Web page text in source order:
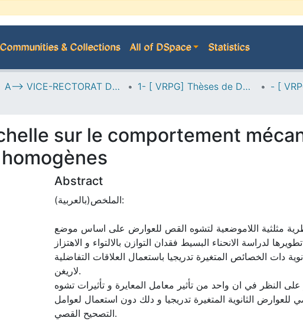
Communities & Collections All of DSpace Statistics
A--> VICE-RECTORAT DE LA POST-GRADUATION 1- [ VRPG] Thèses de Doctorat
sur le comportement
Abstract
الملخص(بالعربية):
مثلثية اللاموضعية لتشوه القص للعوارض على اساس موضع
لدراسة الانحناء البسيط فقدان التوازن بالالتواء و الاهتزاز
دات الخصائص المتغيرة تدريجيا باستعمال العلاقات التفاضلية
لاريغن.
على النظر في ان واحد من تأثير معامل المعايرة و تأثيرات تشوه
للعوارض الثانوية المتغيرة تدريجيا و دلك دون استعمال لعوامل
التصحيح القصي.